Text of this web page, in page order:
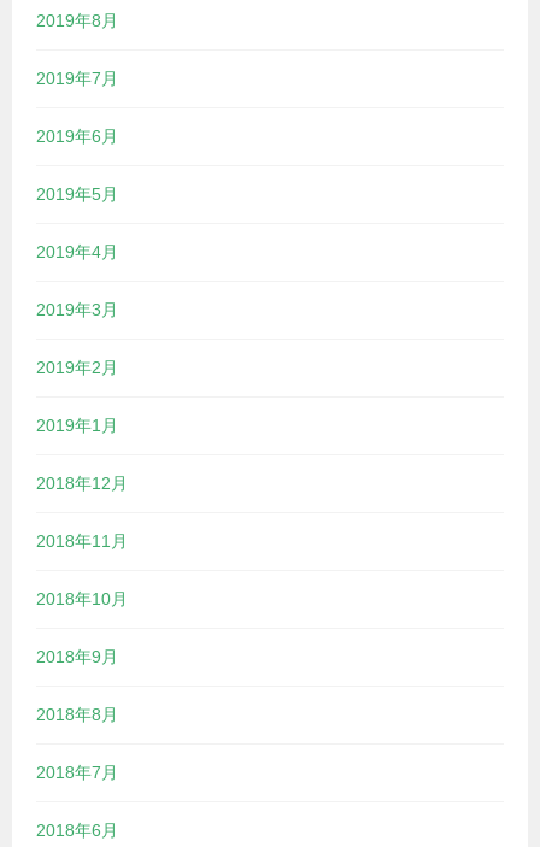
2019年8月
2019年7月
2019年6月
2019年5月
2019年4月
2019年3月
2019年2月
2019年1月
2018年12月
2018年11月
2018年10月
2018年9月
2018年8月
2018年7月
2018年6月